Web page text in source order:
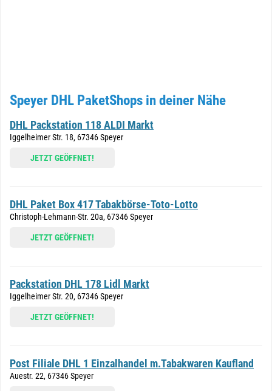
Speyer DHL PaketShops in deiner Nähe
DHL Packstation 118 ALDI Markt
Iggelheimer Str. 18, 67346 Speyer
JETZT GEÖFFNET!
DHL Paket Box 417 Tabakbörse-Toto-Lotto
Christoph-Lehmann-Str. 20a, 67346 Speyer
JETZT GEÖFFNET!
Packstation DHL 178 Lidl Markt
Iggelheimer Str. 20, 67346 Speyer
JETZT GEÖFFNET!
Post Filiale DHL 1 Einzalhandel m.Tabakwaren Kaufland
Auestr. 22, 67346 Speyer